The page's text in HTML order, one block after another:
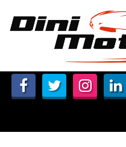
HOME
LISTA VEICOLI